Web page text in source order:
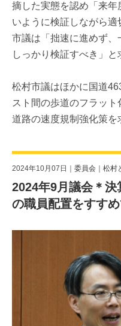
摘した実態を認め「来
いように検証しながら
市議は「拙速に進めず
しっかり検証すべき」と
松村市議はほかに国道
スト間の歩道のフラッ
道路の速度規制強化策を
2024年10月07日｜ 委員会 松村
2024年9月議会＊
の職員配置をすす